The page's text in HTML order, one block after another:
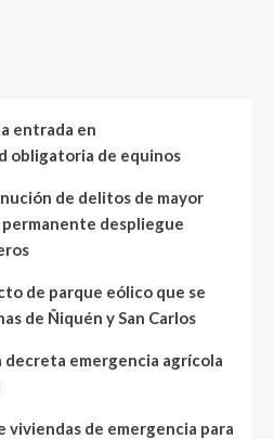
entrada en
obligatoria de equinos
de delitos de mayor
despliegue
de parque eólico que se
de Ñiquén y San Carlos
emergencia agrícola
viviendas de emergencia para